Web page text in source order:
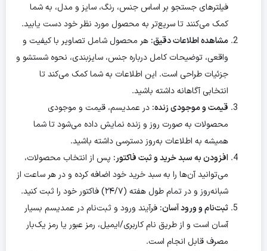
فیلترهای جستجو بر اساس جنس، رنگ، سایز و مدل، به شما
کمک می‌کنند تا سریع‌تر به محصول مورد نظر خود دست یابید.
مشاهده اطلاعات دقیق: هر محصول شامل تصاویر با کیفیت و
واقعی، توضیحات کامل درباره جنس، سایزبندی، نحوه شستشو و
جزئیات طراحی است. این اطلاعات به شما کمک می‌کند تا
انتخابی آگاهانه داشته باشید.
قیمت و موجودی زنده: در عمدیسم، قیمت و موجودی
محصولات به صورت روز و زنده نمایش داده می‌شود تا شما
همیشه به اطلاعات به‌روز دسترسی داشته باشید.
افزودن به سبد خرید و ثبت فاکتور: پس از انتخاب محصولات،
می‌توانید آن‌ها را به سبد خرید خود اضافه کرده و در هر ساعت از
شبانه‌روز و در تمام طول هفته (۲۴/۷) فاکتور خود را ثبت کنید.
ثبت‌نام و ورود آسان: فرآیند ورود و ثبت‌نام در عمدیسم بسیار
آسان است و از طریق نام کاربری/ایمیل، رمز عبور یا رمز یک‌بار
مصرف قابل انجام است.